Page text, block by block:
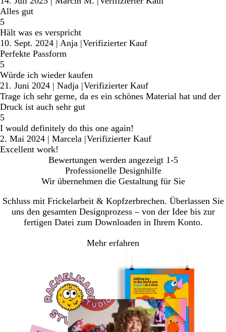
Alles gut
5
Hält was es verspricht
10. Sept. 2024 | Anja |Verifizierter Kauf
Perfekte Passform
5
Würde ich wieder kaufen
21. Juni 2024 | Nadja |Verifizierter Kauf
Trage ich sehr gerne, da es ein schönes Material hat und der
Druck ist auch sehr gut
5
I would definitely do this one again!
2. Mai 2024 | Marcela |Verifizierter Kauf
Excellent work!
Bewertungen werden angezeigt 1-5
Professionelle Designhilfe
Wir übernehmen die Gestaltung für Sie
Schluss mit Frickelarbeit & Kopfzerbrechen. Überlassen Sie
uns den gesamten Designprozess – von der Idee bis zur
fertigen Datei zum Downloaden in Ihrem Konto.
Mehr erfahren